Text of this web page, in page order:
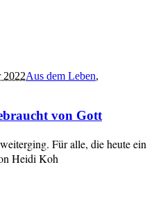
2022Aus dem Leben,
von Gott
Für alle, die heute ein
Heidi Koh